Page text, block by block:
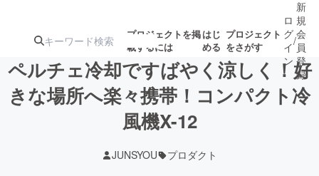
プロジェクトを掲
載するには
はじ
める
プロジェクト
をさがす
注目の新着プロ募集終了が近いプ
ロ
グ
イ
ン
/
新
規
会
員
登
録
ペルチェ冷却ですばやく涼しく！好
きな場所へ楽々携帯！コンパクト冷
風機X-12
JUNSYOU プロダクト